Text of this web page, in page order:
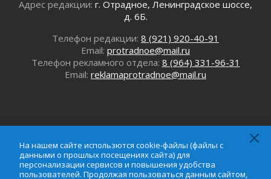
Лаголовская общеобразовательная школа
30 июля 2026
Ленобласть наводит порядок на дорогах и в
перевозках
30 июля 2026
Ладожский мост на трассе «Кола» полностью
закроют для движения в ночь на 31 июля
30 июля 2026
Адрес редакции: г. Отрадное, Ленинградское шоссе,
д. 6Б.
Телефон редакции: 8 (921) 920-40-91
Email: protradnoe@mail.ru
Телефон рекламного отдела: 8 (964) 331-96-31
Email: reklamaprotradnoe@mail.ru
На нашем сайте использются cookie-файлы (файлы с
данными о прошлых посещениях сайта) для
персонализации сервисов и повышения удобства
пользователей. Продолжая пользоваться данным сайтом,